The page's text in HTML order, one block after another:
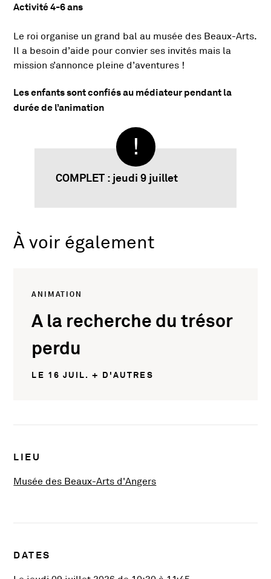
Présentation de l'activité
Activité 4-6 ans
Le roi organise un grand bal au musée des Beaux-Arts.
Il a besoin d’aide pour convier ses invités mais la
mission s’annonce pleine d’aventures !
Les enfants sont confiés au médiateur pendant la
durée de l’animation
COMPLET : jeudi 9 juillet
À voir également
ANIMATION
A la recherche du trésor
perdu
LE 16 JUIL. + D'AUTRES
LIEU
Musée des Beaux-Arts d'Angers, Ouvre une nouvelle
DATES